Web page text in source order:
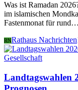
Was ist Ramadan
im islamischen
Fastenmonat für rund…
RNRathaus Nachrichten
Gesellschaft
Landtagswahlen